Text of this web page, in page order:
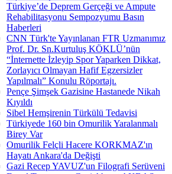
Türkiye’de Deprem Gerçeği ve Ampute
Rehabilitasyonu Sempozyumu Basın
Haberleri
CNN Türk'te Yayınlanan FTR Uzmanımız
Prof. Dr. Sn.Kurtuluş KÖKLÜ’nün
“İnternette İzleyip Spor Yaparken Dikkat,
Zorlayıcı Olmayan Hafif Egzersizler
Yapılmalı” Konulu Röportajı.
Pençe Şimşek Gazisine Hastanede Nikah
Kıyıldı
Sibel Hemşirenin Türkülü Tedavisi
Türkiyede 160 bin Omurilik Yaralanmalı
Birey Var
Omurilik Felçli Hacere KORKMAZ'ın
Hayatı Ankara'da Değişti
Gazi Recep YAVUZ'un Filografi Serüveni